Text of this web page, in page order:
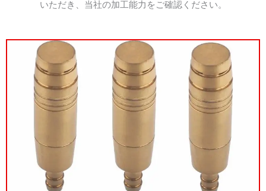
いただき、当社の加工能力をご確認ください。